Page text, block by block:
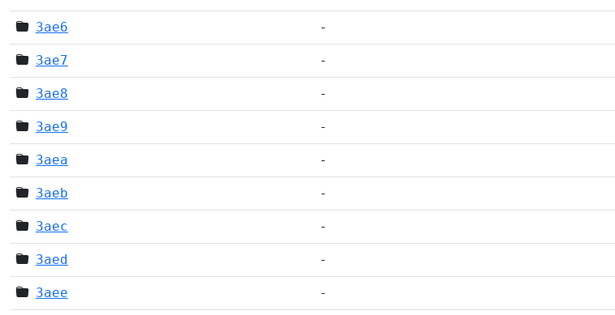
3ae6 -
3ae7 -
3ae8 -
3ae9 -
3aea -
3aeb -
3aec -
3aed -
3aee -